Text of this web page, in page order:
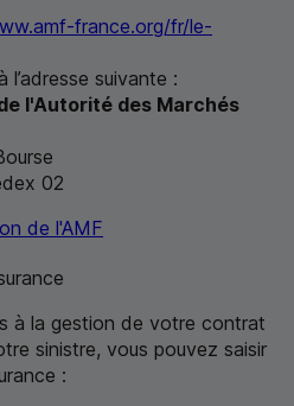
france.org/fr/le-
l’adresse suivante :
l'Autorité des Marchés
02
de l'AMF
à la gestion de votre contrat
sinistre, vous pouvez saisir
: